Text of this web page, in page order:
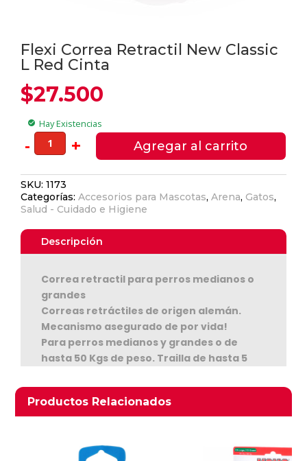
Ver Carrito
Seguir Comprando
Flexi Correa Retractil New Classic
L Red Cinta
$27.500
check_circle Hay Existencias
- Flexi
Correa
New
Classic
Red
Cinta
+ Agregar al carrito
SKU:1173
Categorías:Accesorios para Mascotas,Arena, Gatos,
Salud - Cuidado e Higiene
Descripción
Correa retractil para perros medianos o
grandes
Correas retráctiles de origen alemán.
Mecanismo asegurado de por vida!
Para perros medianos y grandes o de
hasta 50 Kgs de peso. Trailla de hasta 5
Productos Relacionados
Productos relacionados